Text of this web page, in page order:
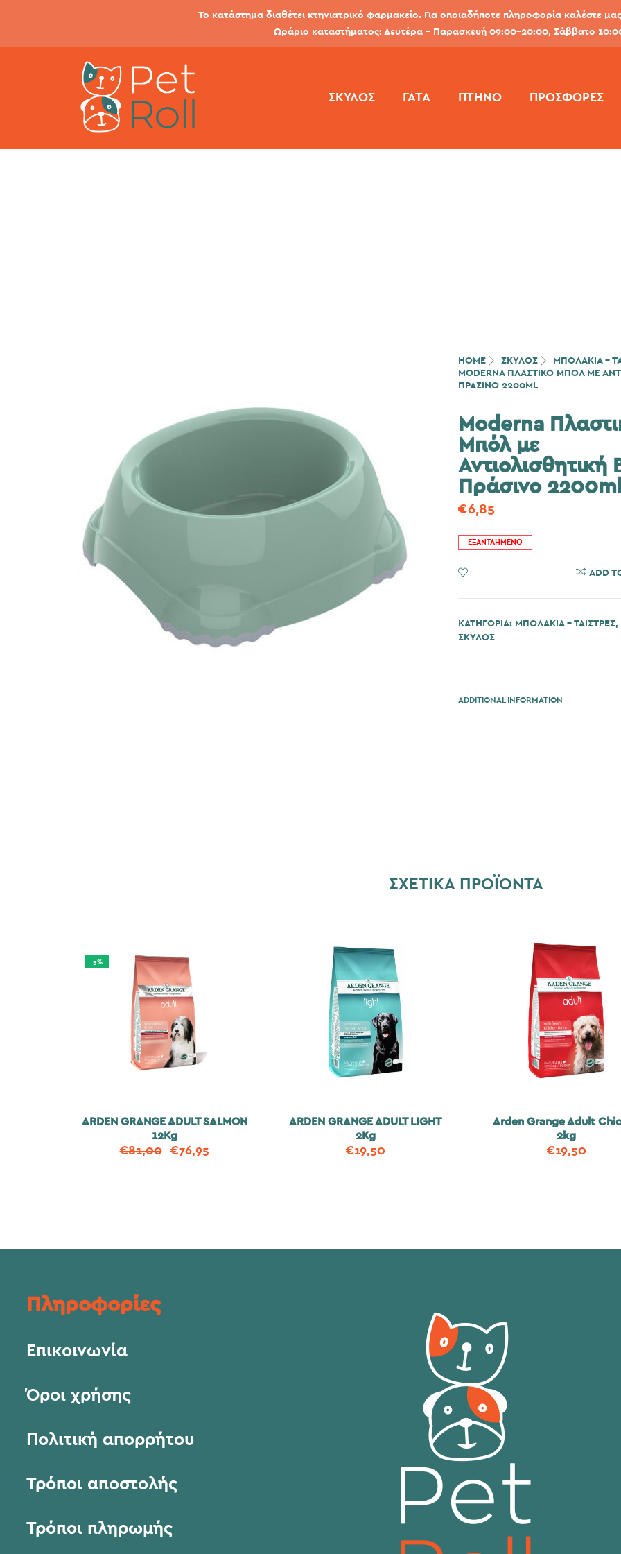
Το κατάστημα διαθέτει κτηνιατρικό φαρμακείο. Για οποιαδήποτε πληροφορία καλέστε
Ωράριο καταστήματος: Δευτέρα - Παρασκευή 09:00-20:00, Σάββατο
ΣΚΎΛΟΣ ΓΆΤΑ ΠΤΗΝΌ ΠΡΟΣΦΟΡΕΣ
HOME ΣΚΎΛΟΣ
ΜΠΟΛΑΚΙΑ -
MODERNA ΠΛΑΣΤΙΚΌ ΜΠΌΛ ΜΕ
ΠΡΆΣΙΝΟ 2200ML
Moderna
Μπόλ με
Αντιολισθητική
Πράσινο 2200ml
€6,85
ΕΞΑΝΤΛΗΜΈΝΟ
ADD
ΚΑΤΗΓΟΡΊΑ: ΜΠΟΛΑΚΙΑ - ΤΑΙΣΤΡΕΣ,
ΣΚΎΛΟΣ
ADDITIONAL INFORMATION
ΣΧΕΤΙΚΆ ΠΡΟΪΌΝΤΑ
-5%
ARDEN GRANGE ADULT SALMON
12Kg
€81,00 €76,95
ARDEN GRANGE ADULT LIGHT
2Kg
€19,50
Arden Grange Adult
2kg
€19,50
Πληροφορίες
Επικοινωνία
Όροι χρήσης
Πολιτική απορρήτου
Τρόποι αποστολής
Τρόποι πληρωμής